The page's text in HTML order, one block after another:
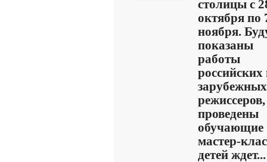
столицы с
октября по
ноября.
показаны
работы
российских
зарубежных
режиссеров,
проведены
обучающие
мастер-
детей